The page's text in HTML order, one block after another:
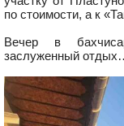
по стоимости, а к
Вечер в
заслуженный